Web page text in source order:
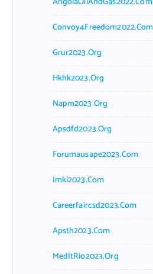
Convoy4Freedom2022.com
Grur2023.org
Hkhk2023.org
Napm2023.org
Apsdfd2023.org
Forumausape2023.com
Imkl2023.com
Careerfaircsd2023.com
Apsth2023.com
MedItRio2023.org